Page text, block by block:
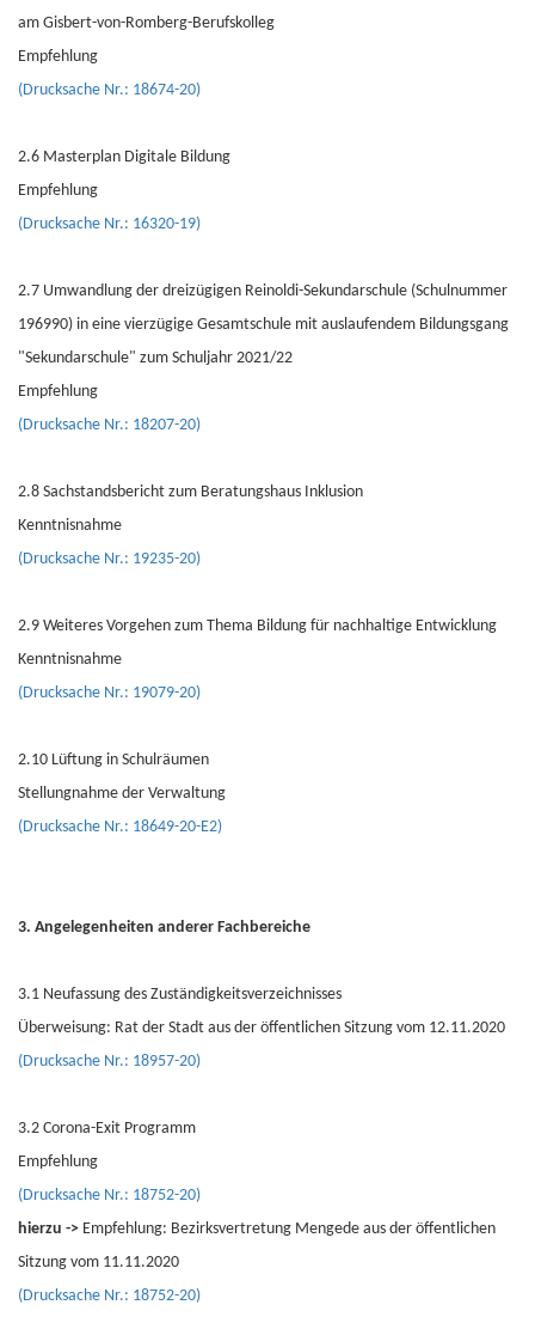
am Gisbert-von-Romberg-Berufskolleg
Empfehlung
(Drucksache Nr.: 18674-20)
2.6 Masterplan Digitale Bildung
Empfehlung
(Drucksache Nr.: 16320-19)
2.7 Umwandlung der dreizügigen Reinoldi-Sekundarschule (Schulnummer
196990) in eine vierzügige Gesamtschule mit auslaufendem Bildungsgang
"Sekundarschule" zum Schuljahr 2021/22
Empfehlung
(Drucksache Nr.: 18207-20)
2.8 Sachstandsbericht zum Beratungshaus Inklusion
Kenntnisnahme
(Drucksache Nr.: 19235-20)
2.9 Weiteres Vorgehen zum Thema Bildung für nachhaltige Entwicklung
Kenntnisnahme
(Drucksache Nr.: 19079-20)
2.10 Lüftung in Schulräumen
Stellungnahme der Verwaltung
(Drucksache Nr.: 18649-20-E2)
3. Angelegenheiten anderer Fachbereiche
3.1 Neufassung des Zuständigkeitsverzeichnisses
Überweisung: Rat der Stadt aus der öffentlichen Sitzung vom 12.11.2020
(Drucksache Nr.: 18957-20)
3.2 Corona-Exit Programm
Empfehlung
(Drucksache Nr.: 18752-20)
hierzu -> Empfehlung: Bezirksvertretung Mengede aus der öffentlichen
Sitzung vom 11.11.2020
(Drucksache Nr.: 18752-20)